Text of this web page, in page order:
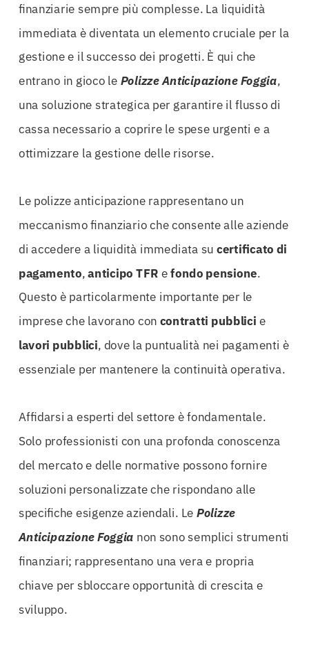
finanziarie sempre più complesse. La liquidità
immediata è diventata un elemento cruciale per la
gestione e il successo dei progetti. È qui che
entrano in gioco le Polizze Anticipazione Foggia,
una soluzione strategica per garantire il flusso di
cassa necessario a coprire le spese urgenti e a
ottimizzare la gestione delle risorse.
Le polizze anticipazione rappresentano un
meccanismo finanziario che consente alle aziende
di accedere a liquidità immediata su certificato di
pagamento,anticipo TFR efondo pensione.
Questo è particolarmente importante per le
imprese che lavorano con contratti pubblici e
lavori pubblici, dove la puntualità nei pagamenti è
essenziale per mantenere la continuità operativa.
Affidarsi a esperti del settore è fondamentale.
Solo professionisti con una profonda conoscenza
del mercato e delle normative possono fornire
soluzioni personalizzate che rispondano alle
specifiche esigenze aziendali. Le Polizze
Anticipazione Foggia non sono semplici strumenti
finanziari; rappresentano una vera e propria
chiave per sbloccare opportunità di crescita e
sviluppo.